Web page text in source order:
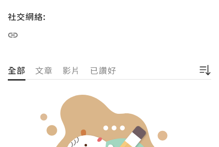
社交網絡:
全部 文章 影片 已讚好